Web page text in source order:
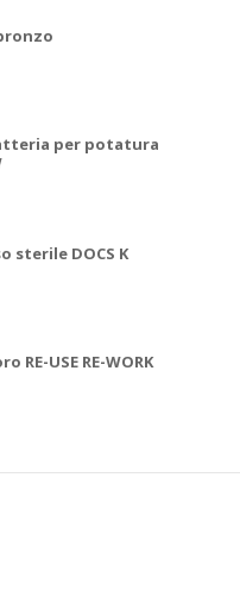
per potatura
sterile DOCS K
RE-USE RE-WORK